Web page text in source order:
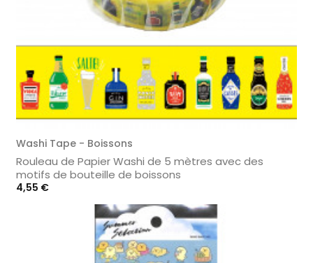
Washi Tape - Boissons
Rouleau de Papier Washi de 5 mètres avec des
motifs de bouteille de boissons
Prix
4,55 €